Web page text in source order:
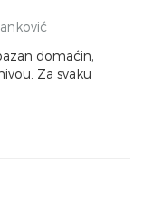
domaćin,
Za svaku